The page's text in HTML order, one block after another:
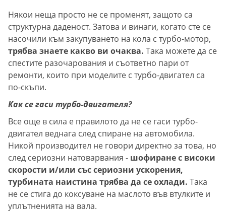
Някои неща просто не се променят, защото са
структурна даденост. Затова и винаги, когато сте се
насочили към закупуването на кола с турбо-мотор,
трябва знаете какво ви очаква. Така можете да се
спестите разочарования и съответно пари от
ремонти, които при моделите с турбо-двигател са
по-скъпи.
Как се гаси турбо-двигателя?
Все още в сила е правилото да не се гаси турбо-
двигател веднага след спиране на автомобила.
Никой производител не говори директно за това, но
след сериозни натоварвания - шофиране с високи
скорости и/или със сериозни ускорения,
турбината наистина трябва да се охлади. Така
не се стига до коксуване на маслото във втулките и
уплътненията на вала.